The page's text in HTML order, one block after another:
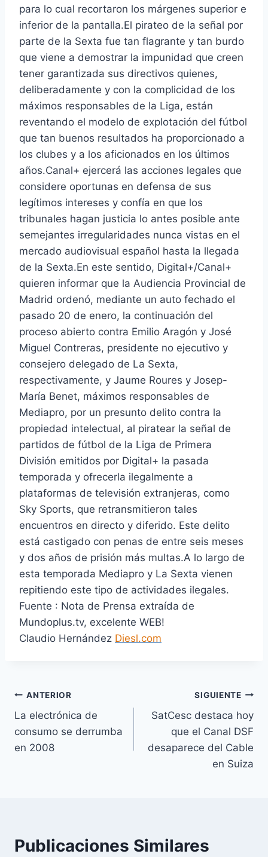
para lo cual recortaron los márgenes superior e
inferior de la pantalla.El pirateo de la señal por
parte de la Sexta fue tan flagrante y tan burdo
que viene a demostrar la impunidad que creen
tener garantizada sus directivos quienes,
deliberadamente y con la complicidad de los
máximos responsables de la Liga, están
reventando el modelo de explotación del fútbol
que tan buenos resultados ha proporcionado a
los clubes y a los aficionados en los últimos
años.Canal+ ejercerá las acciones legales que
considere oportunas en defensa de sus
legítimos intereses y confía en que los
tribunales hagan justicia lo antes posible ante
semejantes irregularidades nunca vistas en el
mercado audiovisual español hasta la llegada
de la Sexta.En este sentido, Digital+/Canal+
quieren informar que la Audiencia Provincial de
Madrid ordenó, mediante un auto fechado el
pasado 20 de enero, la continuación del
proceso abierto contra Emilio Aragón y José
Miguel Contreras, presidente no ejecutivo y
consejero delegado de La Sexta,
respectivamente, y Jaume Roures y Josep-
María Benet, máximos responsables de
Mediapro, por un presunto delito contra la
propiedad intelectual, al piratear la señal de
partidos de fútbol de la Liga de Primera
División emitidos por Digital+ la pasada
temporada y ofrecerla ilegalmente a
plataformas de televisión extranjeras, como
Sky Sports, que retransmitieron tales
encuentros en directo y diferido. Este delito
está castigado con penas de entre seis meses
y dos años de prisión más multas.A lo largo de
esta temporada Mediapro y La Sexta vienen
repitiendo este tipo de actividades ilegales.
Fuente : Nota de Prensa extraída de
Mundoplus.tv, excelente WEB!
Claudio Hernández Diesl.com
Navegación
de
entradas
ANTERIOR
La electrónica de
consumo se derrumba
en 2008
SIGUIENTE
SatCesc destaca hoy
que el Canal DSF
desaparece del Cable
en Suiza
Publicaciones Similares